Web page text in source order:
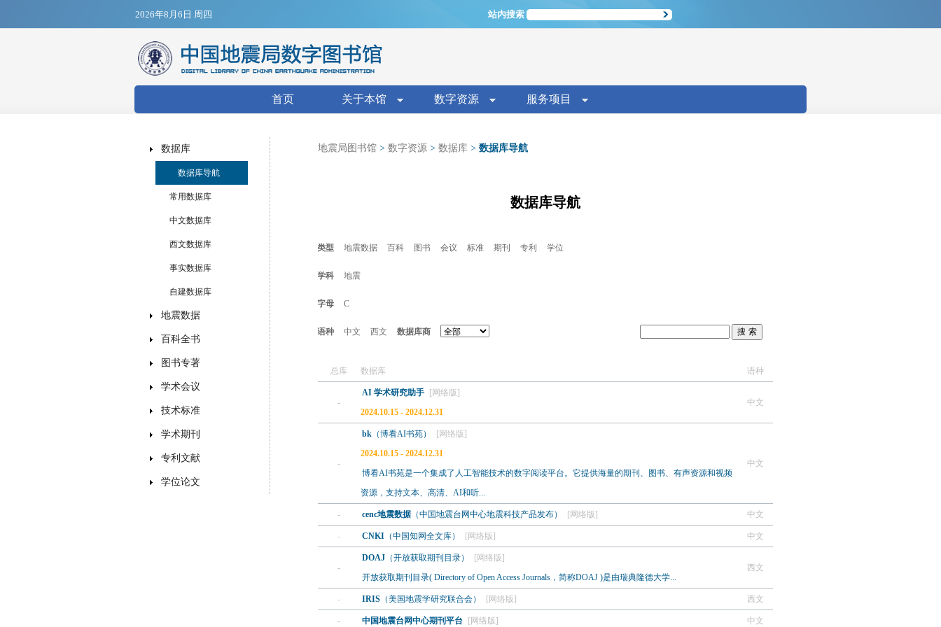
Jump to navigation
2026年8月6日 周四
搜索表单
站内搜索
首页 关于本馆 数字资源 服务项目
地震局图书馆 > 数字资源 > 数据库 > 数据库导航
数据库导航
类型 地震数据 百科 图书 会议 标准 期刊 专利 学位
学科 地震
字母 C
语种 中文 西文 数据库商
总库 数据库 语种
-
AI 学术研究助手
[网络版]
2024.10.15 - 2024.12.31
中文
-
bk （博看AI书苑）
[网络版]
2024.10.15 - 2024.12.31
博看AI书苑是一个集成了人工智能技术的数字阅读平台。它提供海量的期刊、图书、有声资源和视频
资源，支持文本、高清、AI和听...
中文
- cenc地震数据 （中国地震台网中心地震科技产品发布） [网络版] 中文
- CNKI （中国知网全文库） [网络版] 中文
-
DOAJ （开放获取期刊目录）
[网络版]
开放获取期刊目录( Directory of Open Access Journals，简称DOAJ )是由瑞典隆德大学...
西文
- IRIS （美国地震学研究联合会） [网络版] 西文
- 中国地震台网中心期刊平台 [网络版] 中文
数据库
数据库导航
常用数据库
中文数据库
西文数据库
事实数据库
自建数据库
地震数据
百科全书
图书专著
学术会议
技术标准
学术期刊
专利文献
学位论文